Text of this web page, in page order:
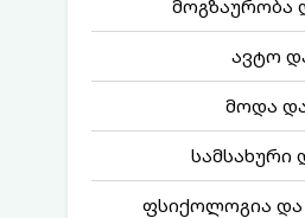
მოგზაურობა
ავტო
მოდა
სამსახური
ფსიქოლოგია